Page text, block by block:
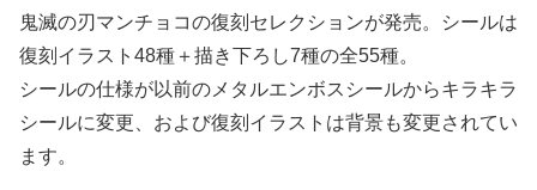
鬼滅の刃マンチョコの復刻セレクションが発売。シールは
復刻イラスト48種＋描き下ろし7種の全55種。
シールの仕様が以前のメタルエンボスシールからキラキラ
シールに変更、および復刻イラストは背景も変更されてい
ます。